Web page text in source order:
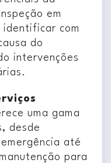
em
com
do
intervenções
uma gama
desde
até
para